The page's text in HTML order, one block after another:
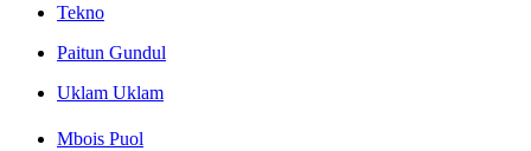
Tekno
Paitun Gundul
Uklam Uklam
Mbois Puol